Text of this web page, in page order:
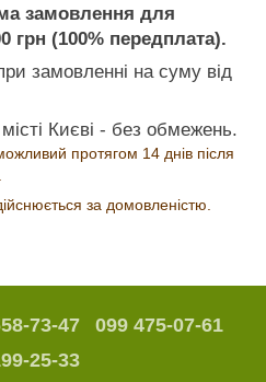
замовлення для
грн (100% передплата).
замовленні на суму від
Києві - без обмежень.
протягом 14 днів після
за домовленістю.
73-47
099 475-07-61
25-33